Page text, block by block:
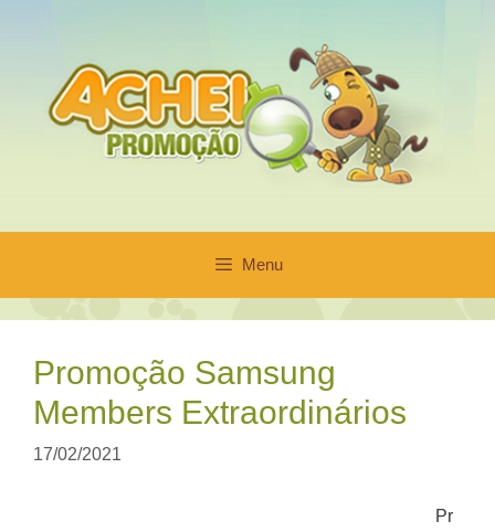
conteúdo
Menu
Promoção Samsung
Members Extraordinários
17/02/2021
Pr